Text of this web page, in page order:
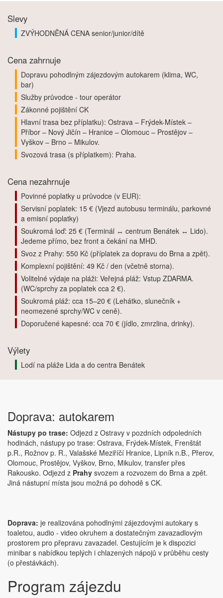
Slevy
ZVÝHODNĚNÁ CENA senior/junior/dítě
Cena zahrnuje
Dopravu pohodlným zájezdovým autokarem (klima, WC,
bar)
Služby průvodce - tour operátor
Zákonné pojištění CK
Hlavní trasa bez příplatku): Ostrava – Frýdek-Místek –
Příbor – Nový Jičín – Hranice – Olomouc – Prostějov –
Vyškov – Brno – Mikulov.
Svozová trasa (s příplatkem): Praha.
Cena nezahrnuje
Povinné poplatky u průvodce (v EUR):
Servisní poplatek: 15 € (Vjezd autobusu terminálu, parkovné
a emisní poplatky)
Soukromá loď: 25 € (Terminál ↔ centrum Benátek ↔ Lido).
Jedeme přímo, bez front a čekání na MHD.
Svoz z Prahy: 550 Kč (příplatek za dopravu do Brna a zpět).
Komplexní pojištění: 49 Kč / den (včetně storna).
Volitelné výdaje na pláži: Veřejná pláž: Vstup ZDARMA.
(WC/sprchy za poplatek cca 2 €).
Soukromá pláž: cca 15–20 € (Lehátko, slunečník +
neomezené sprchy/WC v ceně).
Doporučené kapesné: cca 70 € (jídlo, zmrzlina, drinky).
Výlety
Lodí na pláže Lida a do centra Benátek
Doprava: autokarem
Nástupy po trase: Odjezd z Ostravy v pozdních odpoledních
hodinách, nástupy po trase: Ostrava, Frýdek-Místek, Frenštát
p.R., Rožnov p. R., Valašské Meziříčí Hranice, Lipník n.B., Přerov,
Olomouc, Prostějov, Vyškov, Brno, Mikulov, transfer přes
Rakousko. Odjezd z Prahy svozem a rozvozem do Brna a zpět.
Jiná nástupní místa jsou možná po dohodě s CK.
Doprava: je realizována pohodlnými zájezdovými autokary s
toaletou, audio - video okruhem a dostatečným zavazadlovým
prostorem pro přepravu zavazadel. Cestujícím je k dispozici
minibar s nabídkou teplých i chlazených nápojů v průběhu cesty
(o přestávkách).
Program zájezdu